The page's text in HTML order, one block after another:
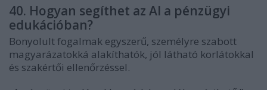
40. Hogyan segíthet az AI a pénzügyi
edukációban?
Bonyolult fogalmak egyszerű, személyre szabott
magyarázatokká alakíthatók, jól látható korlátokkal
és szakértői ellenőrzéssel.